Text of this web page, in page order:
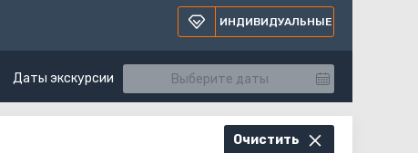
ИНДИВИДУАЛЬНЫЕ
Даты экскурсии
Очистить